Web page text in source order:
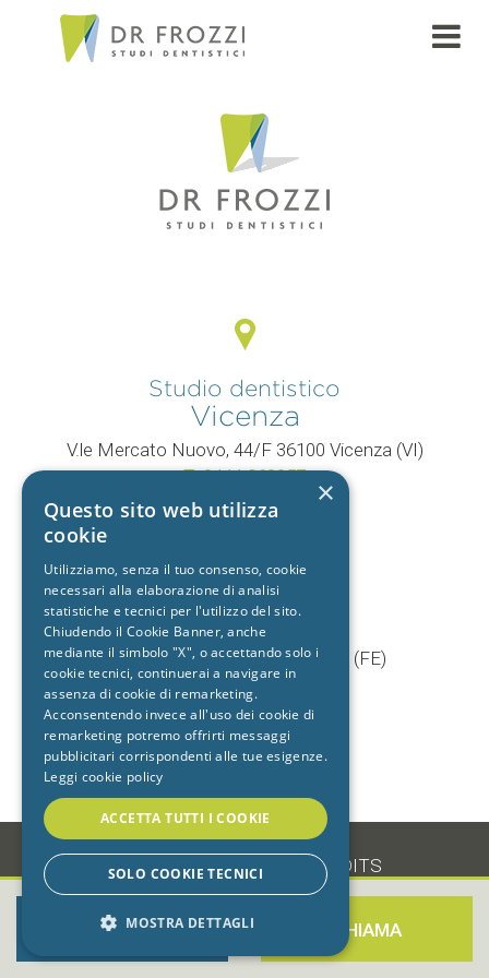
Studio dentistico
Vicenza
V.le Mercato Nuovo, 44/F 36100 Vicenza (VI)
T.0444 960057
+39 392 9402704
Studio dentistico
Cento
Via Baruffaldi, 5/1 44042 Cento (FE)
T.051 903603
+39 333 7722725
•PRIVACY•COOKIE CREDITS
PRENOTA ORA CHIAMA
×
Questo sito web utilizza
cookie
Utilizziamo, senza il tuo consenso, cookie
necessari alla elaborazione di analisi
statistiche e tecnici per l'utilizzo del sito.
Chiudendo il Cookie Banner, anche
mediante il simbolo "X", o accettando solo i
cookie tecnici, continuerai a navigare in
assenza di cookie di remarketing.
Acconsentendo invece all'uso dei cookie di
remarketing potremo offrirti messaggi
pubblicitari corrispondenti alle tue esigenze.
Leggi cookie policy
ACCETTA TUTTI I COOKIE
SOLO COOKIE TECNICI
MOSTRA DETTAGLI
STRETTAMENTE NECESSARI